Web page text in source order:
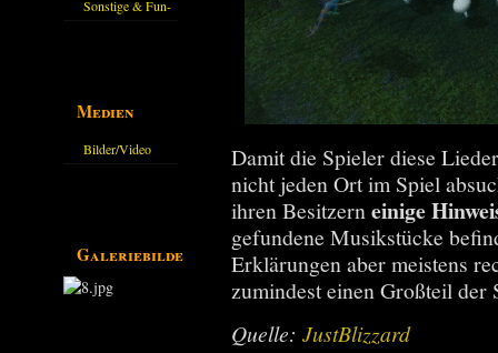
Sonstige & Fun-
Medien
Bilder/Video
Galeriebilder
Damit die Spieler diese
nicht jeden Ort im Spiel
ihren Besitzerneinige
gefundene Musikstücke
Erklärungen aber meistens
zumindest einen Großteil
Quelle: JustBlizzard